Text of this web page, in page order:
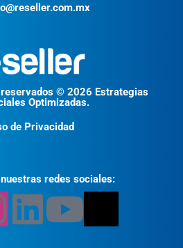
© 2026 Estrategias
Optimizadas.
de Privacidad
redes sociales: